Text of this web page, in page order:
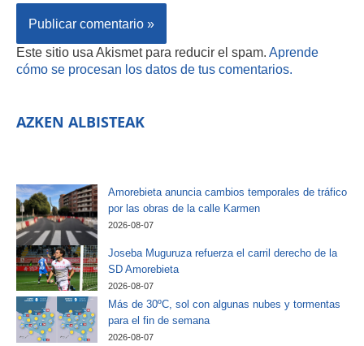
Este sitio usa Akismet para reducir el spam. Aprende
cómo se procesan los datos de tus comentarios.
AZKEN ALBISTEAK
Amorebieta anuncia cambios temporales de tráfico
por las obras de la calle Karmen
2026-08-07
Joseba Muguruza refuerza el carril derecho de la
SD Amorebieta
2026-08-07
Más de 30ºC, sol con algunas nubes y tormentas
para el fin de semana
2026-08-07